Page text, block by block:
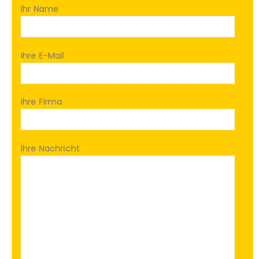
Ihr Name
Ihre E-Mail
Ihre Firma
Ihre Nachricht